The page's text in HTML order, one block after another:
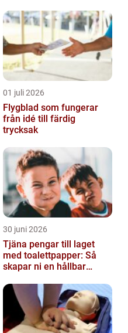
01 juli 2026
Flygblad som fungerar
från idé till färdig
trycksak
30 juni 2026
Tjäna pengar till laget
med toalettpapper: Så
skapar ni en hållbar